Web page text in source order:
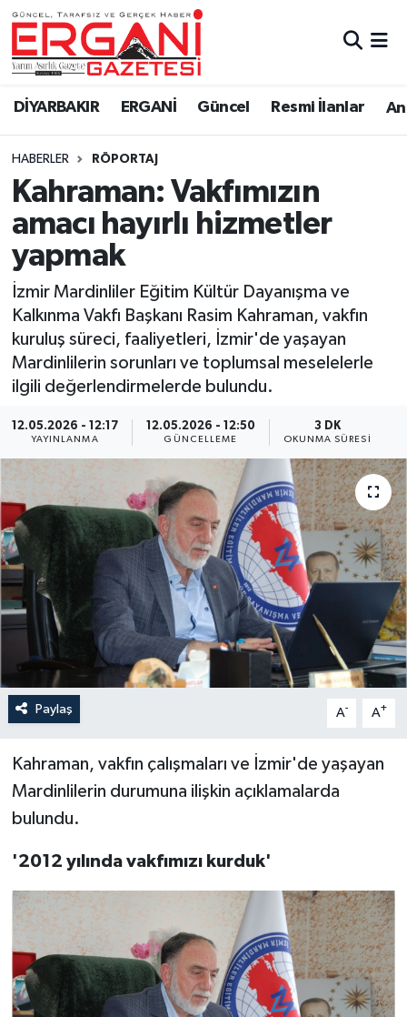
DİYARBAKIR ERGANİ Güncel Resmi İlanlar
HABERLER RÖPORTAJ
Kahraman: Vakfımızın
amacı hayırlı hizmetler
yapmak
İzmir Mardinliler Eğitim Kültür Dayanışma ve
Kalkınma Vakfı Başkanı Rasim Kahraman, vakfın
kuruluş süreci, faaliyetleri, İzmir'de yaşayan
Mardinlilerin sorunları ve toplumsal meselelerle
ilgili değerlendirmelerde bulundu.
12.05.2026 - 12:17
YAYINLANMA
12.05.2026 - 12:50
GÜNCELLEME
3 DK
OKUNMA SÜRESI
Paylaş A- A+
Kahraman, vakfın çalışmaları ve İzmir'de yaşayan
Mardinlilerin durumuna ilişkin açıklamalarda
bulundu.
'2012 yılında vakfımızı kurduk'
DİYARBAKIR
BİSMİL
BAĞLAR
ERGANİ
Güncel
Resmi İlanlar
Sağlık
Si̇yaset
Spor
Yaşam
Anali̇z
Bi̇li̇m & Teknoloji̇
Eği̇ti̇m
Ergani Nöbetçi Eczaneler
Ergani Hava Durumu
Ergani Trafik Yoğunluk Haritası
Süper Lig Puan Durumu ve Fikstür
Tüm Manşetler
Son Dakika Haberleri
Haber Arşivi